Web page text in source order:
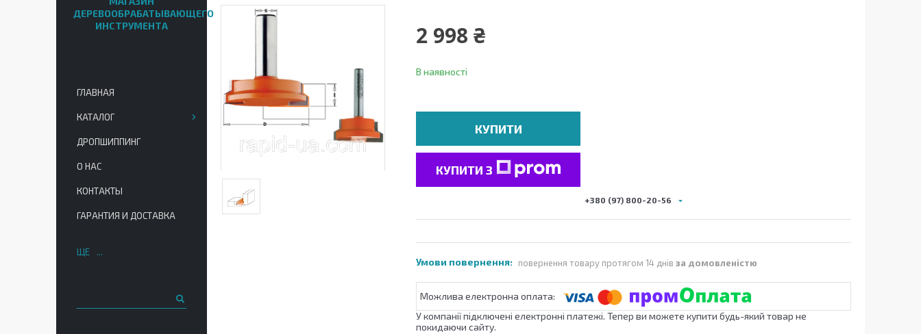
2 998 ₴
В наявності
КУПИТИ
КУПИТИ З
+380 (97) 800-20-56
повернення товару протягом 14 днів за домовленістю
У компанії підключені електронні платежі. Тепер ви можете купити будь-який товар не
покидаючи сайту.
ДЕРЕВООБРАБАТЫВАЮЩЕГО
ИНСТРУМЕНТА
ГЛАВНАЯ
КАТАЛОГ
ДРОПШИППИНГ
О НАС
КОНТАКТЫ
ГАРАНТИЯ И ДОСТАВКА
ЩЕ